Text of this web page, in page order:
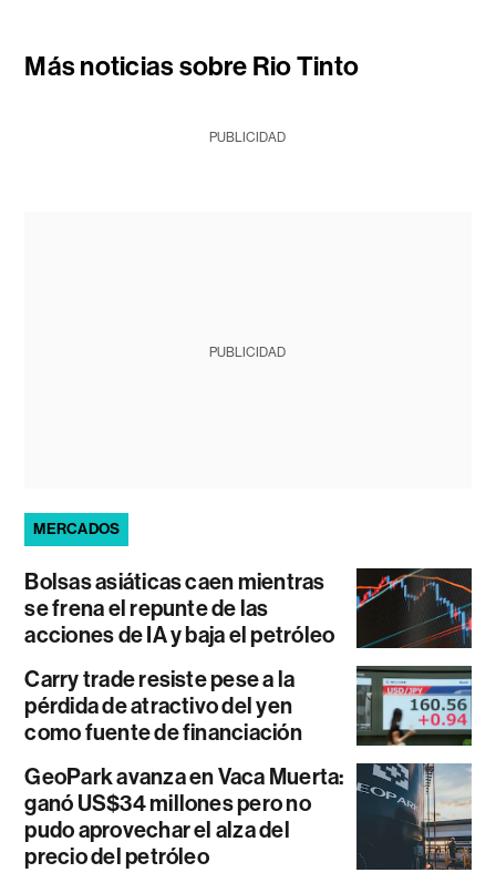
Más noticias sobre Rio Tinto
PUBLICIDAD
PUBLICIDAD
MERCADOS
Bolsas asiáticas caen mientras
se frena el repunte de las
acciones de IA y baja el petróleo
Carry trade resiste pese a la
pérdida de atractivo del yen
como fuente de financiación
GeoPark avanza en Vaca Muerta:
ganó US$34 millones pero no
pudo aprovechar el alza del
precio del petróleo